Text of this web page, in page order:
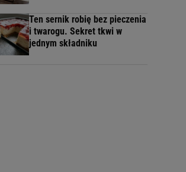
Ten sernik robię bez pieczenia
i twarogu. Sekret tkwi w
jednym składniku